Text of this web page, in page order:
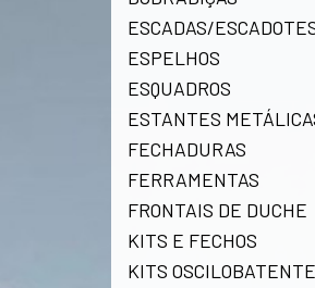
ESCADAS/
ESPELHOS
ESQUADROS
ESTANTES
FECHADURAS
FERRAMENTAS
FRONTAIS DE DUCHE
KITS E FECHOS
KITS OSCILOBATENTE